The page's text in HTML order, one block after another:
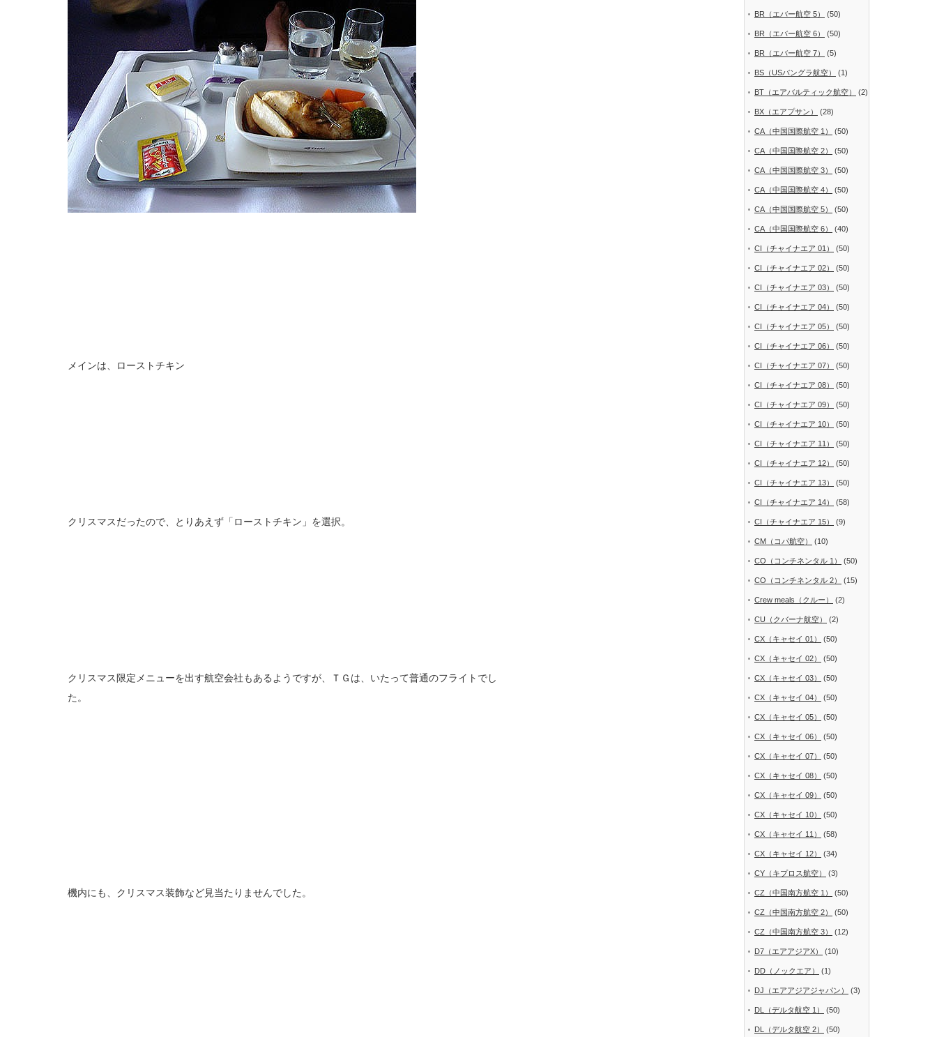
メインは、ローストチキン
クリスマスだったので、とりあえず「ローストチキン」を選択。
クリスマス限定メニューを出す航空会社もあるようですが、ＴＧは、いたって普通のフライトでし
た。
機内にも、クリスマス装飾など見当たりませんでした。
BR（エバー航空 5） (50)
BR（エバー航空 6） (50)
BR（エバー航空 7） (5)
BS（USバングラ航空） (1)
BT（エアバルティック航空） (2)
BX（エアプサン） (28)
CA（中国国際航空 1） (50)
CA（中国国際航空 2） (50)
CA（中国国際航空 3） (50)
CA（中国国際航空 4） (50)
CA（中国国際航空 5） (50)
CA（中国国際航空 6） (40)
CI（チャイナエア 01） (50)
CI（チャイナエア 02） (50)
CI（チャイナエア 03） (50)
CI（チャイナエア 04） (50)
CI（チャイナエア 05） (50)
CI（チャイナエア 06） (50)
CI（チャイナエア 07） (50)
CI（チャイナエア 08） (50)
CI（チャイナエア 09） (50)
CI（チャイナエア 10） (50)
CI（チャイナエア 11） (50)
CI（チャイナエア 12） (50)
CI（チャイナエア 13） (50)
CI（チャイナエア 14） (58)
CI（チャイナエア 15） (9)
CM（コパ航空） (10)
CO（コンチネンタル 1） (50)
CO（コンチネンタル 2） (15)
Crew meals（クルー） (2)
CU（クバーナ航空） (2)
CX（キャセイ 01） (50)
CX（キャセイ 02） (50)
CX（キャセイ 03） (50)
CX（キャセイ 04） (50)
CX（キャセイ 05） (50)
CX（キャセイ 06） (50)
CX（キャセイ 07） (50)
CX（キャセイ 08） (50)
CX（キャセイ 09） (50)
CX（キャセイ 10） (50)
CX（キャセイ 11） (58)
CX（キャセイ 12） (34)
CY（キプロス航空） (3)
CZ（中国南方航空 1） (50)
CZ（中国南方航空 2） (50)
CZ（中国南方航空 3） (12)
D7（エアアジアX） (10)
DD（ノックエア） (1)
DJ（エアアジアジャパン） (3)
DL（デルタ航空 1） (50)
DL（デルタ航空 2） (50)